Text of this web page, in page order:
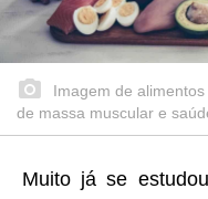
Imagem de
de massa muscular e
Muito já se